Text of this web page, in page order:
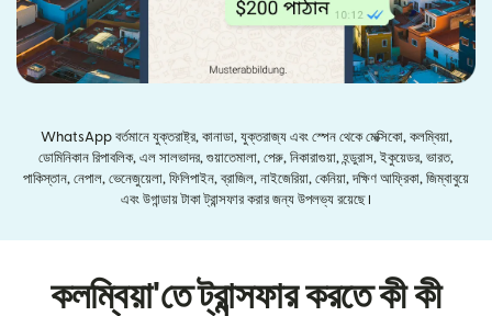
WhatsApp বর্তমানে যুক্তরাষ্ট্র, কানাডা, যুক্তরাজ্য এবং স্পেন থেকে মেক্সিকো, কলম্বিয়া,
ডোমিনিকান রিপাবলিক, এল সালভাদর, গুয়াতেমালা, পেরু, নিকারাগুয়া, হন্ডুরাস, ইকুয়েডর, ভারত,
পাকিস্তান, নেপাল, ভেনেজুয়েলা, ফিলিপাইন, ব্রাজিল, নাইজেরিয়া, কেনিয়া, দক্ষিণ আফ্রিকা, জিম্বাবুয়ে
এবং উগান্ডায় টাকা ট্রান্সফার করার জন্য উপলভ্য রয়েছে।
কলম্বিয়া'তে ট্রান্সফার করতে কী কী